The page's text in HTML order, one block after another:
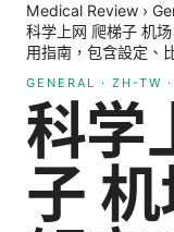
Medical Review ›
科学上网 爬梯子 机
用指南，包含設定、
GENERAL · ZH-TW ·
科学
子